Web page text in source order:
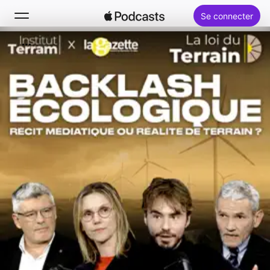
Se connecter
Rechercher
Accueil
Nouveautés
Classements